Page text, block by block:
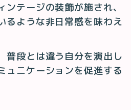
テージの装飾が施され、
るような非日常感を味わえ
普段とは違う自分を演出し
ュニケーションを促進する